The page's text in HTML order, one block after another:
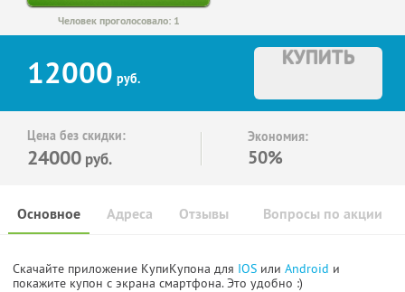
Человек проголосовало: 1
12000 руб.
КУПИТЬ
Цена без скидки:
24000 руб.
Экономия:
50%
Основное Отзывы Вопросы по акции
Адреса
Скачайте приложение КупиКупона для IOS или Android и
покажите купон с экрана смартфона. Это удобно :)